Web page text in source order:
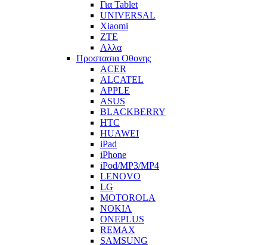
Για Tablet
UNIVERSAL
Xiaomi
ZTE
Αλλα
Προστασια Οθονης
ACER
ALCATEL
APPLE
ASUS
BLACKBERRY
HTC
HUAWEI
iPad
iPhone
iPod/MP3/MP4
LENOVO
LG
MOTOROLA
NOKIA
ONEPLUS
REMAX
SAMSUNG